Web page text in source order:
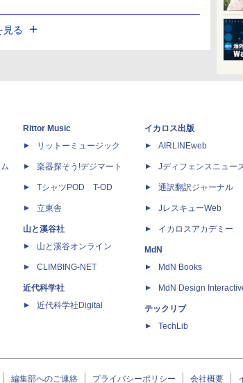
見る
Rittor Music
リットーミュージック
楽器探そう!デジマート
TシャツPOD T-OD
立東舎
山と溪谷社
山と溪谷オンライン
CLIMBING-NET
近代科学社
近代科学社Digital
イカロス出版
AIRLINEweb
Jディフェンスニュー
通訳翻訳ジャーナル
JレスキューWeb
イカロスアカデミー
MdN
MdN Books
MdN Design
テックリブ
TechLib
編集部へのご連絡 プライバシーポリシー 会社概要